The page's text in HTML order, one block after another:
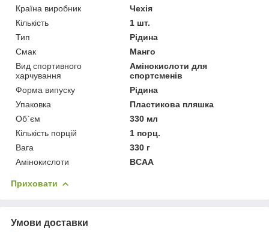
Країна виробник
Чехія
Кількість
1 шт.
Тип
Рідина
Смак
Манго
Вид спортивного
харчування
Амінокислоти для
спортсменів
Форма випуску
Рідина
Упаковка
Пластикова пляшка
Об`єм
330 мл
Кількість порцій
1 порц.
Вага
330 г
Амінокислоти
BCAA
Приховати
Умови доставки